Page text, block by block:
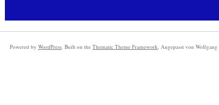
Powered by WordPress. Built on the Thematic Theme Framework. Angepasst von